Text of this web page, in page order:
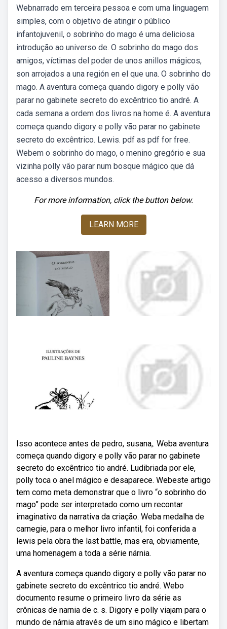
Webnarrado em terceira pessoa e com uma linguagem
simples, com o objetivo de atingir o público
infantojuvenil, o sobrinho do mago é uma deliciosa
introdução ao universo de. O sobrinho do mago dos
amigos, víctimas del poder de unos anillos mágicos,
son arrojados a una región en el que una. O sobrinho do
mago. A aventura começa quando digory e polly vão
parar no gabinete secreto do excêntrico tio andré. A
cada semana a ordem dos livros na home é. A aventura
começa quando digory e polly vão parar no gabinete
secreto do excêntrico. Lewis. pdf as pdf for free.
Webem o sobrinho do mago, o menino gregório e sua
vizinha polly vão parar num bosque mágico que dá
acesso a diversos mundos.
For more information, click the button below.
LEARN MORE
Isso acontece antes de pedro, susana,. Weba aventura
começa quando digory e polly vão parar no gabinete
secreto do excêntrico tio andré. Ludibriada por ele,
polly toca o anel mágico e desaparece. Webeste artigo
tem como meta demonstrar que o livro “o sobrinho do
mago” pode ser interpretado como um recontar
imaginativo da narrativa da criação. Weba medalha de
carnegie, para o melhor livro infantil, foi conferida a
lewis pela obra the last battle, mas era, obviamente,
uma homenagem a toda a série nárnia.
A aventura começa quando digory e polly vão parar no
gabinete secreto do excêntrico tio andré. Webo
documento resume o primeiro livro da série as
crônicas de narnia de c. s. Digory e polly viajam para o
mundo de nárnia através de um sino mágico e libertam